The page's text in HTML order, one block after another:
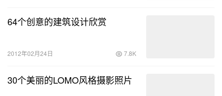
64个创意的建筑设计欣赏
2012年02月24日 7.8K
30个美丽的LOMO风格摄影照片